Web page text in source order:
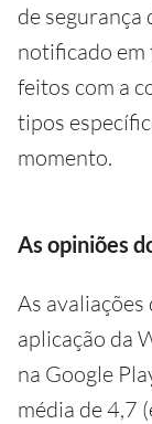
de segurança
notificado em
feitos com a
tipos
momento.
As opiniões
As
aplicação da
na Google
média de 4,7